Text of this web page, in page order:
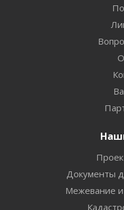
Документы
Межевание и